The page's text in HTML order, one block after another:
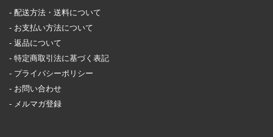
配送方法・送料について
お支払い方法について
返品について
特定商取引法に基づく表記
プライバシーポリシー
お問い合わせ
メルマガ登録